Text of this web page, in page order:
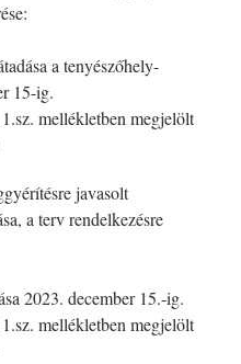
a tenyészőhely-
15-ig.
mellékletben megjelölt
javasolt
a terv rendelkezésre
2023. december 15.-ig.
mellékletben megjelölt